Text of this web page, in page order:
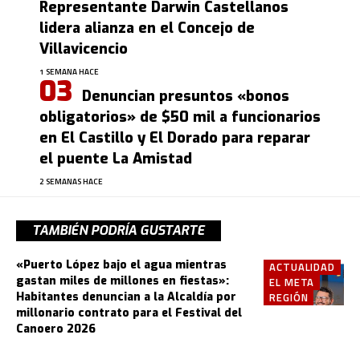
Representante Darwin Castellanos
lidera alianza en el Concejo de
Villavicencio
1 SEMANA HACE
Denuncian presuntos «bonos
obligatorios» de $50 mil a funcionarios
en El Castillo y El Dorado para reparar
el puente La Amistad
2 SEMANAS HACE
TAMBIÉN PODRÍA GUSTARTE
ACTUALIDAD
EL META
REGIÓN
«Puerto López bajo el agua mientras
gastan miles de millones en fiestas»:
Habitantes denuncian a la Alcaldía por
millonario contrato para el Festival del
Canoero 2026